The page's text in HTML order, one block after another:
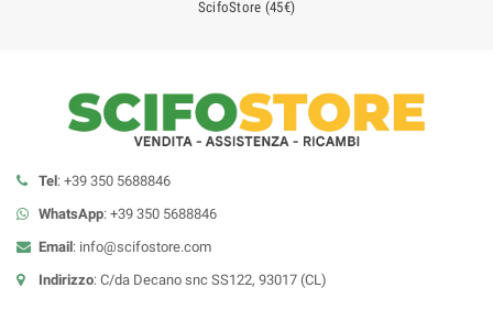
ScifoStore (45€)
Tel: +39 350 5688846
WhatsApp: +39 350 5688846
Email: info@scifostore.com
Indirizzo: C/da Decano snc SS122, 93017 (CL)